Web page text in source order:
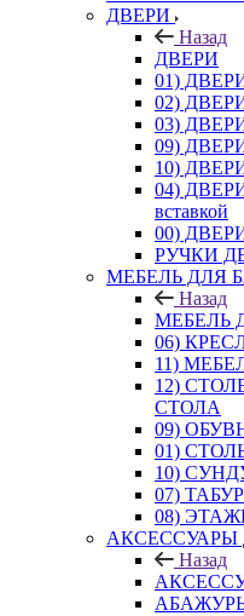
ДВЕРИ
Назад
ДВЕРИ
01)
02)
03)
09)
10)
04)
вставкой
00)
РУЧКИ
МЕБЕЛЬ ДЛЯ
Назад
МЕБЕЛЬ
06)
11)
12)
СТОЛА
09)
01)
10)
07)
08)
АКСЕССУАРЫ
Назад